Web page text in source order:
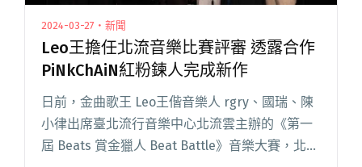
2024-03-27・新聞
Leo王擔任北流音樂比賽評審 透露合作
PiNkChAiN紅粉鍊人完成新作
日前，金曲歌王 Leo王偕音樂人 rgry、國瑞、陳
小律出席臺北流行音樂中心北流雲主辦的《第一
屆 Beats 賞金獵人 Beat Battle》音樂大賽，北流